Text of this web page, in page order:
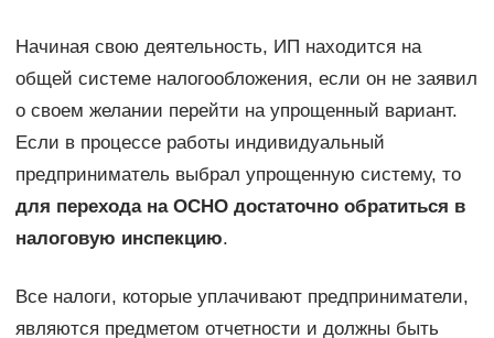
Начиная свою деятельность, ИП находится на
общей системе налогообложения, если он не заявил
о своем желании перейти на упрощенный вариант.
Если в процессе работы индивидуальный
предприниматель выбрал упрощенную систему, то
для перехода на ОСНО достаточно обратиться в
налоговую инспекцию.
Все налоги, которые уплачивают предприниматели,
являются предметом отчетности и должны быть